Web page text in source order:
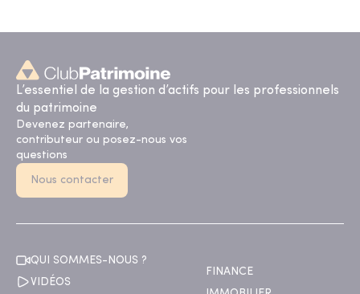
L’essentiel de la gestion d’actifs pour les professionnels
du patrimoine
Devenez partenaire,
contributeur ou posez-nous vos
questions
Nous contacter
QUI SOMMES-NOUS ?
VIDÉOS
FINANCE